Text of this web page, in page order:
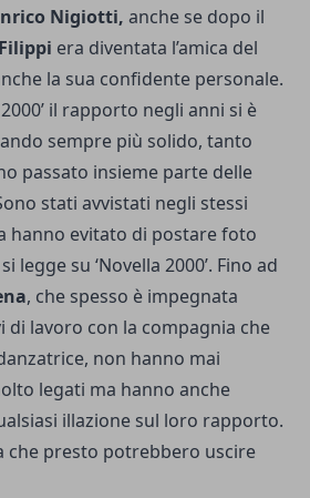
Nigiotti, anche se dopo il
era diventata l’amica del
la sua confidente personale.
il rapporto negli anni si è
sempre più solido, tanto
passato insieme parte delle
stati avvistati negli stessi
hanno evitato di postare foto
legge su ‘Novella 2000’. Fino ad
, che spesso è impegnata
di lavoro con la compagnia che
non hanno mai
legati ma hanno anche
illazione sul loro rapporto.
che presto potrebbero uscire